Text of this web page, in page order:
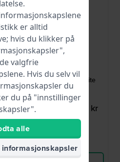
Fossil
AAM4487
AM4487 20 mm White
Silicone Strap
361,00 kr 274,00 kr
● På lager
Sammenlign
er alltid
hvis du klikker på
valgfrie
Hvis du selv vil
du
du på "innstillinger
alle